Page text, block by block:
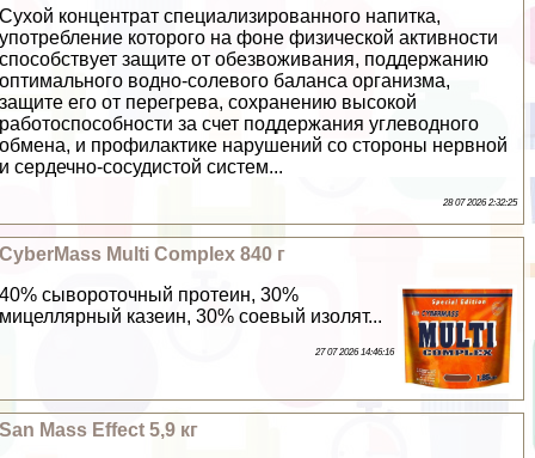
Сухой концентрат специализированного напитка,
употрeбление которого на фоне физической активности
способствует защите от обезвоживания, поддержанию
оптимального водно-солевого баланса организма,
защите его от перегрева, сохранению высокой
работоспособности за счет поддержания углеводного
обмена, и профилактике нарушений со стороны нервной
и сердечно-сосудистой систем...
28 07 2026 2:32:25
CyberMass Multi Complex 840 г
40% сывороточный протеин, 30%
мицеллярный казеин, 30% соевый изолят...
27 07 2026 14:46:16
San Mass Effect 5,9 кг